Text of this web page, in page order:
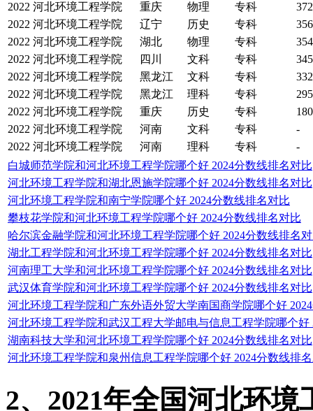
2022 河北环境工程学院 重庆 物理 专科
372
2022 河北环境工程学院 辽宁 历史 专科
356
2022 河北环境工程学院 湖北 物理 专科
354
2022 河北环境工程学院 四川 文科 专科
345
2022 河北环境工程学院 黑龙江 文科 专科
332
2022 河北环境工程学院 黑龙江 理科 专科
295
2022 河北环境工程学院 重庆 历史 专科
180
2022 河北环境工程学院 河南 文科 专科
-
2022 河北环境工程学院 河南 理科 专科
-
白城师范学院和河北环境工程学院哪个好 2024分数线排名对比
河北环境工程学院和湖北恩施学院哪个好 2024分数线排名对比
河北环境工程学院和南宁学院哪个好 2024分数线排名对比
攀枝花学院和河北环境工程学院哪个好 2024分数线排名对比
哈尔滨金融学院和河北环境工程学院哪个好 2024分数线排名
湖北工程学院和河北环境工程学院哪个好 2024分数线排名对比
河南理工大学和河北环境工程学院哪个好 2024分数线排名对比
武汉体育学院和河北环境工程学院哪个好 2024分数线排名对比
河北环境工程学院和广东外语外贸大学南国商学院哪个好
河北环境工程学院和武汉工程大学邮电与信息工程学院哪个好
湖南科技大学和河北环境工程学院哪个好 2024分数线排名对比
河北环境工程学院和泉州信息工程学院哪个好 2024分数线排
2、2021年全国河北环